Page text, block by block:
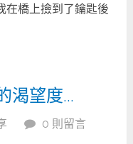
在橋上撿到了鑰匙後
渴望度…
0 則留言